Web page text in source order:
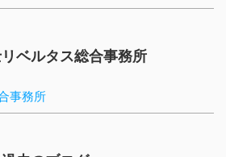
ベルタス総合事務所
事務所